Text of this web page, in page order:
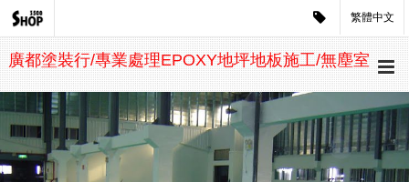
繁體中文
廣都塗裝行/專業處理EPOXY地坪地板施工/無塵室
工程/環氧樹脂塗料導電抗靜電防塵地坪砂漿工程/
防水工程/自平水泥施工/陽極處理FRP耐酸鹼防蝕